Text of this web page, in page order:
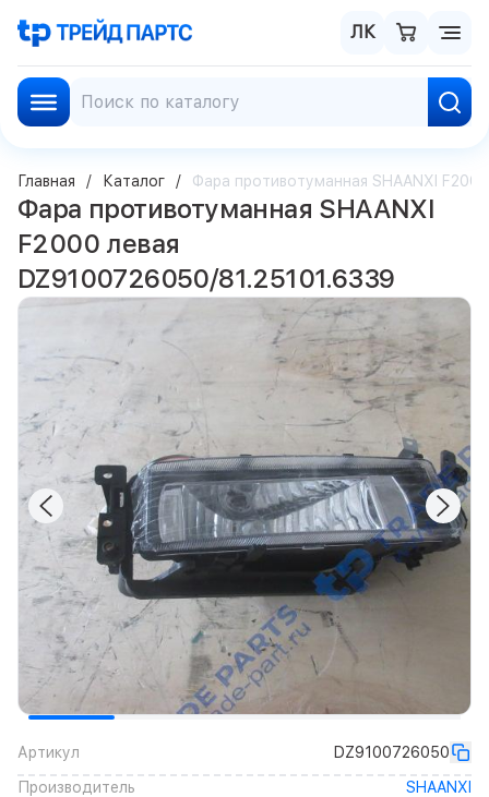
ЛК
Главная Каталог Фара противотуманная SHAANXI
Фара противотуманная SHAANXI
F2000 левая
DZ9100726050/81.25101.6339
Артикул
DZ9100726050
Производитель
SHAANXI